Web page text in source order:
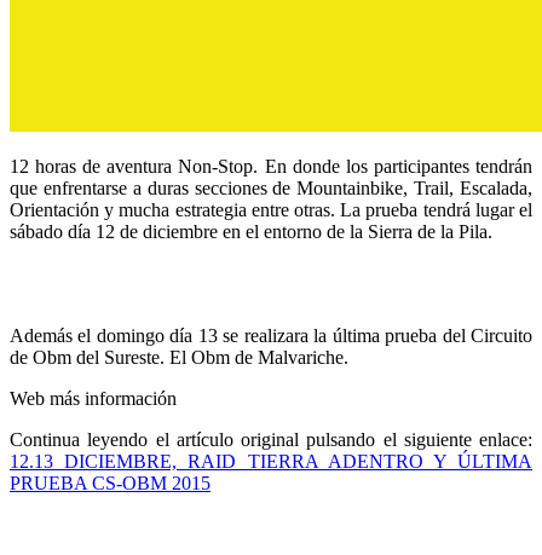
12 horas de aventura Non-Stop. En donde los participantes tendrán
que enfrentarse a duras secciones de Mountainbike, Trail, Escalada,
Orientación y mucha estrategia entre otras. La prueba tendrá lugar el
sábado día 12 de diciembre en el entorno de la Sierra de la Pila.
Además el domingo día 13 se realizara la última prueba del Circuito
de Obm del Sureste. El Obm de Malvariche.
Web más información
Continua leyendo el artículo original pulsando el siguiente enlace:
12.13 DICIEMBRE, RAID TIERRA ADENTRO Y ÚLTIMA
PRUEBA CS-OBM 2015